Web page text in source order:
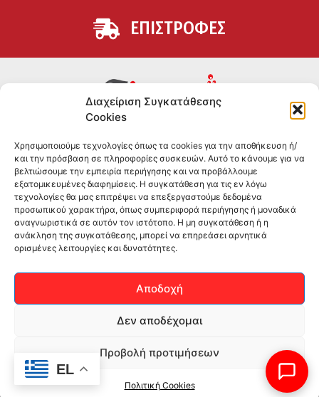
Διαχείριση Συγκατάθεσης
Cookies
Χρησιμοποιούμε τεχνολογίες όπως τα cookies για την αποθήκευση ή/
και την πρόσβαση σε πληροφορίες συσκευών. Αυτό το κάνουμε για να
βελτιώσουμε την εμπειρία περιήγησης και να προβάλλουμε
εξατομικευμένες διαφημίσεις. Η συγκατάθεση για τις εν λόγω
τεχνολογίες θα μας επιτρέψει να επεξεργαστούμε δεδομένα
προσωπικού χαρακτήρα, όπως συμπεριφορά περιήγησης ή μοναδικά
αναγνωριστικά σε αυτόν τον ιστότοπο. Η μη συγκατάθεση ή η
ανάκληση της συγκατάθεσης, μπορεί να επηρεάσει αρνητικά
ορισμένες λειτουργίες και δυνατότητες.
Αποδοχή
Δεν αποδέχομαι
Προβολή προτιμήσεων
Πολιτική Cookies
ΕΠΙΣΤΡΟΦΕΣ
θέλουν να βελτιώσουν τη διατροφή και την υγεία τους.
Επώνυμα brands και εμπειρία ετών στο χώρο.
ΠΛΗΡΟΦΟΡΙΕΣ
-ΤΗΛ:2551 181428
–ΟΡΟΙ & ΠΡΟΣΩΠΙΚΑ ΔΕΔΟΜΕΝΑ
SOCIAL MEDIA
(c)2026Mediaspot.gr Κατασκευή ιστοσελίδων
EL